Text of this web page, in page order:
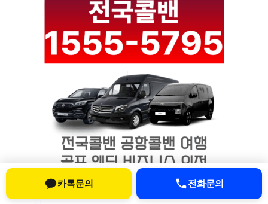
인천공항콜밴 이용가이드 | 픽업·샌딩 예약 전 확인사
카톡문의 전화문의